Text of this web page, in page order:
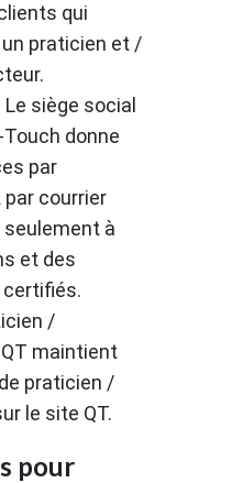
qui
praticien et /
siège social
donne
par
courrier
à
et des
/
maintient
praticien /
le site QT.
pour